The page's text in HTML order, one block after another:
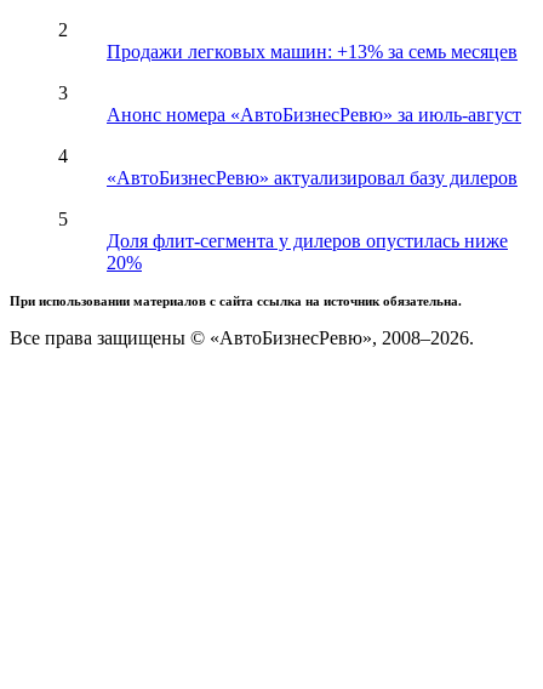
2
Продажи легковых машин: +13% за семь месяцев
3
Анонс номера «АвтоБизнесРевю» за июль-август
4
«АвтоБизнесРевю» актуализировал базу дилеров
5
Доля флит-сегмента у дилеров опустилась ниже
20%
При использовании материалов с сайта ссылка на источник обязательна.
Все права защищены © «АвтоБизнесРевю», 2008–2026.